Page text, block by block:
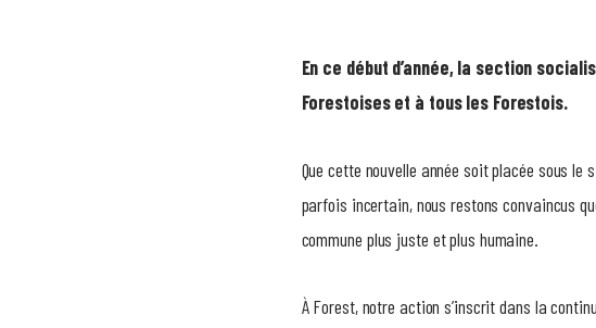
En ce début d’année, la section
Forestoises et à tous les Forestois.
Que cette nouvelle année soit placée sous
parfois incertain, nous restons convaincus
commune plus juste et plus humaine.
À Forest, notre action s’inscrit dans la